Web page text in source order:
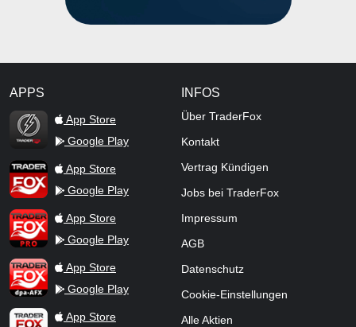
APPS
TraderFox Flash
App Store
Google Play
TraderFox AppApp Store
Google Play
TraderFox ProApp Store
Google Play
TraderFox dpa-AFX ProFeed
App Store
Google Play
TraderFox Live Trading
App Store
INFOS
Über TraderFox
Kontakt
Vertrag Kündigen
Jobs bei TraderFox
Impressum
AGB
Datenschutz
Cookie-Einstellungen
Alle Aktien